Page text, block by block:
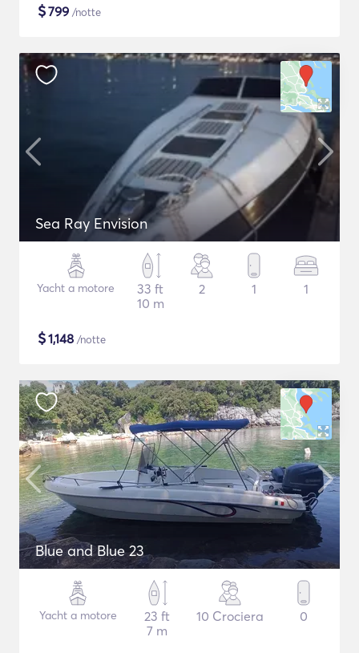
$799 /notte
Sea Ray Envision
Yacht a motore
33 ft
10 m
2 1 1
$1,148 /notte
Blue and Blue 23
Yacht a motore
23 ft
7 m
10 Crociera 0